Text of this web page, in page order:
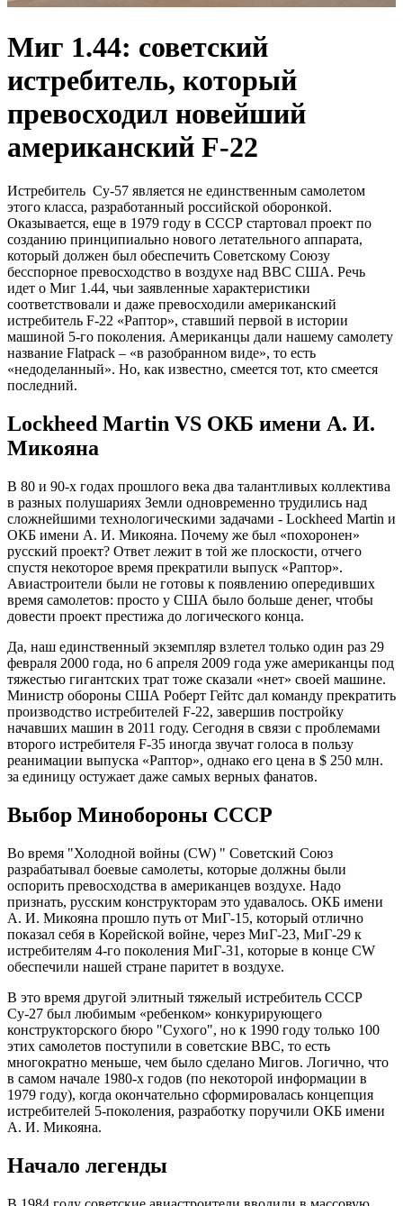
Миг 1.44: советский
истребитель, который
превосходил новейший
американский F-22
Истребитель Су-57 является не единственным самолетом
этого класса, разработанный российской оборонкой.
Оказывается, еще в 1979 году в СССР стартовал проект по
созданию принципиально нового летательного аппарата,
который должен был обеспечить Советскому Союзу
бесспорное превосходство в воздухе над ВВС США. Речь
идет о Миг 1.44, чьи заявленные характеристики
соответствовали и даже превосходили американский
истребитель F-22 «Раптор», ставший первой в истории
машиной 5-го поколения. Американцы дали нашему самолету
название Flatpack – «в разобранном виде», то есть
«недоделанный». Но, как известно, смеется тот, кто смеется
последний.
Lockheed Martin VS ОКБ имени А. И.
Микояна
В 80 и 90-х годах прошлого века два талантливых коллектива
в разных полушариях Земли одновременно трудились над
сложнейшими технологическими задачами - Lockheed Martin и
ОКБ имени А. И. Микояна. Почему же был «похоронен»
русский проект? Ответ лежит в той же плоскости, отчего
спустя некоторое время прекратили выпуск «Раптор».
Авиастроители были не готовы к появлению опередивших
время самолетов: просто у США было больше денег, чтобы
довести проект престижа до логического конца.
Да, наш единственный экземпляр взлетел только один раз 29
февраля 2000 года, но 6 апреля 2009 года уже американцы под
тяжестью гигантских трат тоже сказали «нет» своей машине.
Министр обороны США Роберт Гейтс дал команду прекратить
производство истребителей F-22, завершив постройку
начавших машин в 2011 году. Сегодня в связи с проблемами
второго истребителя F-35 иногда звучат голоса в пользу
реанимации выпуска «Раптор», однако его цена в $ 250 млн.
за единицу остужает даже самых верных фанатов.
Выбор Минобороны СССР
Во время "Холодной войны (CW) " Советский Союз
разрабатывал боевые самолеты, которые должны были
оспорить превосходства в американцев воздухе. Надо
признать, русским конструкторам это удавалось. ОКБ имени
А. И. Микояна прошло путь от МиГ-15, который отлично
показал себя в Корейской войне, через МиГ-23, МиГ-29 к
истребителям 4-го поколения МиГ-31, которые в конце CW
обеспечили нашей стране паритет в воздухе.
В это время другой элитный тяжелый истребитель СССР
Су-27 был любимым «ребенком» конкурирующего
конструкторского бюро "Сухого", но к 1990 году только 100
этих самолетов поступили в советские ВВС, то есть
многократно меньше, чем было сделано Мигов. Логично, что
в самом начале 1980-х годов (по некоторой информации в
1979 году), когда окончательно сформировалась концепция
истребителей 5-поколения, разработку поручили ОКБ имени
А. И. Микояна.
Начало легенды